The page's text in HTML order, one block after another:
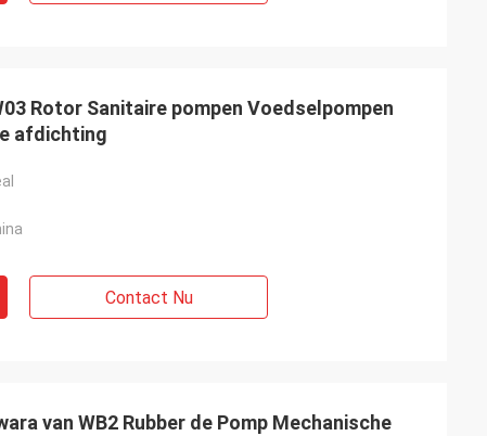
Rotor Sanitaire pompen Voedselpompen
afdichting
Contact Nu
van WB2 Rubber de Pomp Mechanische